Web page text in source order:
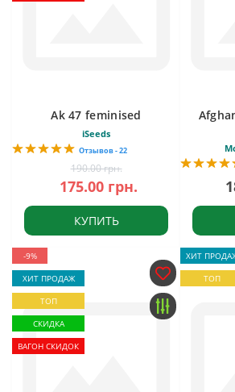
Ak 47 feminised
iSeeds
Отзывов - 22
190.00 грн.
175.00 грн.
КУПИТЬ
-9%
ХИТ ПРОДАЖ
ТОП
СКИДКА
ВАГОН СКИДОК
ХИТ
ТОП